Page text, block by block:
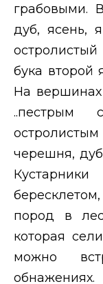
грабовыми.
дуб, ясень,
бука второй
На вершинах
..пестрым
черешня,
пород в
которая
можно
обнажениях.